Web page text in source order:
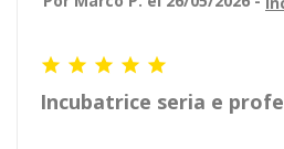
    
Incubatrice seria e